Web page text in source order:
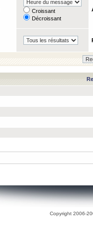
Croissant
Décroissant
Copyright 2006-